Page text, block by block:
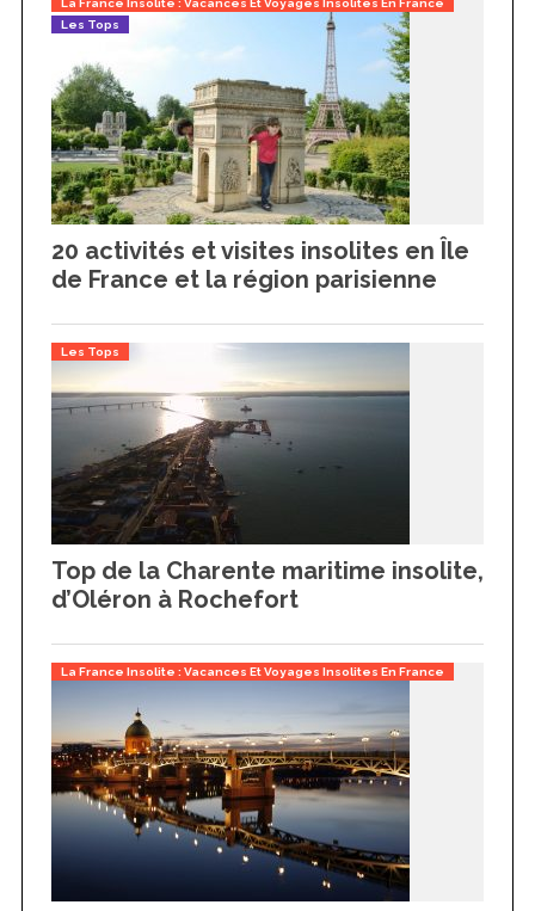
Les Tops
20 activités et visites insolites en Île
de France et la région parisienne
Les Tops
Top de la Charente maritime insolite,
d’Oléron à Rochefort
La France Insolite : Vacances Et Voyages Insolites En France